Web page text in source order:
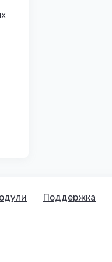
Поддержка